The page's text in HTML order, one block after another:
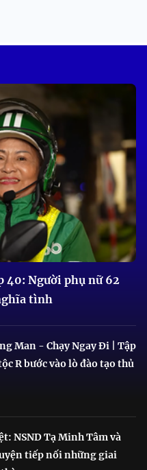
40: Người phụ nữ 62
tình
Man - Chạy Ngay Đi | Tập
R bước vào lò đào tạo thủ
NSND Tạ Minh Tâm và
tiếp nối những giai